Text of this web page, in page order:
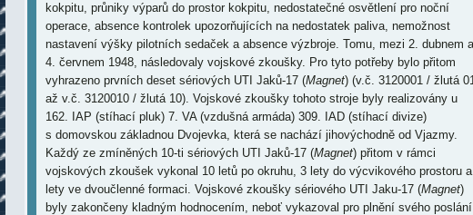
kokpitu, průniky výparů do prostor kokpitu, nedostatečné osvětlení pro noční
operace, absence kontrolek upozorňujících na nedostatek paliva, nemožnost
nastavení výšky pilotních sedaček a absence výzbroje. Tomu, mezi 2. dubnem a
4. červnem 1948, následovaly vojskové zkoušky. Pro tyto potřeby bylo přitom
vyhrazeno prvních deset sériových UTI Jaků-17 (Magnet) (v.č. 3120001 / žlutá
až v.č. 3120010 / žlutá 10). Vojskové zkoušky tohoto stroje byly realizovány u
162. IAP (stíhací pluk) 7. VA (vzdušná armáda) 309. IAD (stíhací divize)
s domovskou základnou Dvojevka, která se nachází jihovýchodně od Vjazmy.
Každý ze zmíněných 10-ti sériových UTI Jaků-17 (Magnet) přitom v rámci
vojskových zkoušek vykonal 10 letů po okruhu, 3 lety do výcvikového prostoru
lety ve dvoučlenné formaci. Vojskové zkoušky sériového UTI Jaku-17 (Magnet)
byly zakončeny kladným hodnocením, neboť vykazoval pro plnění svého poslání